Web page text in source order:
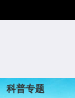
科普专题